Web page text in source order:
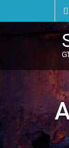
content